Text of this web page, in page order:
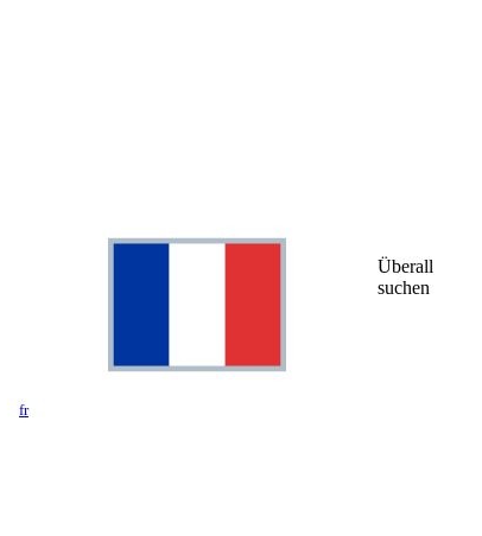
fr
Überall
suchen